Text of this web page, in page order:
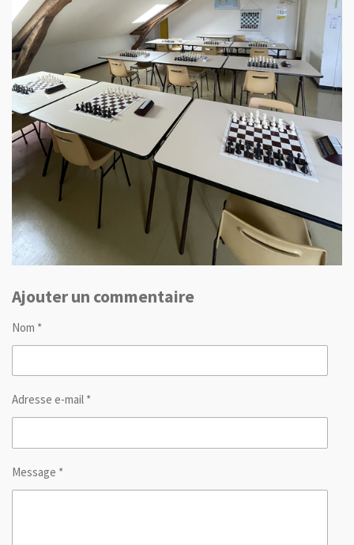
Ajouter un commentaire
Nom *
Adresse e-mail *
Message *